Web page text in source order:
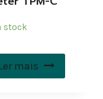
stock
Ler mais